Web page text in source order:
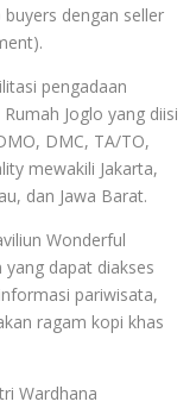
dengan seller
pengadaan
Joglo yang diisi
DMC, TA/TO,
mewakili Jakarta,
dan Jawa Barat.
Wonderful
dapat diakses
pariwisata,
ragam kopi khas
Wardhana